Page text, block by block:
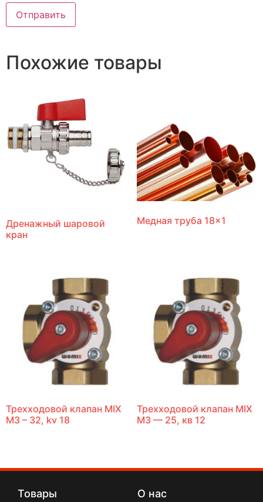
Похожие товары
Дренажный шаровой
кран
Медная труба 18×1
Трехходовой клапан MIX
M3 – 32, kv 18
Трехходовой клапан MIX
M3 — 25, кв 12
Товары О нас